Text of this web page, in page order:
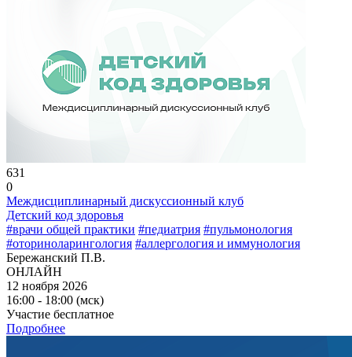
631
0
Междисциплинарный дискуссионный клуб
Детский код здоровья
#врачи общей практики #педиатрия #пульмонология
#оториноларингология #аллергология и иммунология
Бережанский П.В.
ОНЛАЙН
12 ноября 2026
16:00 - 18:00 (мск)
Участие бесплатное
Подробнее